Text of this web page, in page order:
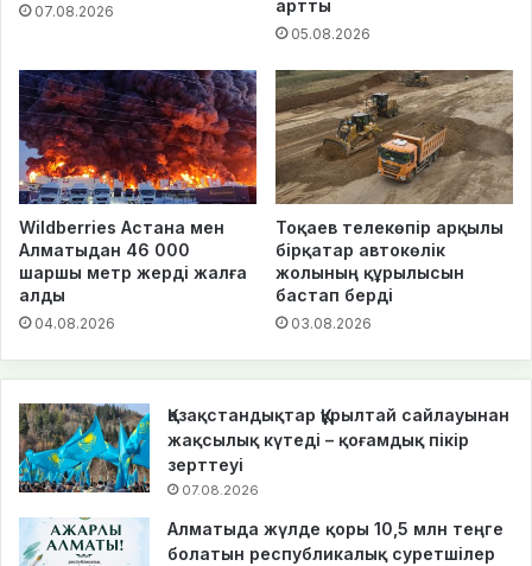
07.08.2026
артты
05.08.2026
Wildberries Астана мен
Алматыдан 46 000
шаршы метр жерді жалға
алды
04.08.2026
Тоқаев телекөпір арқылы
бірқатар автокөлік
жолының құрылысын
бастап берді
03.08.2026
Қазақстандықтар Құрылтай сайлауынан
жақсылық күтеді – қоғамдық пікір
зерттеуі
07.08.2026
Алматыда жүлде қоры 10,5 млн теңге
болатын республикалық суретшілер